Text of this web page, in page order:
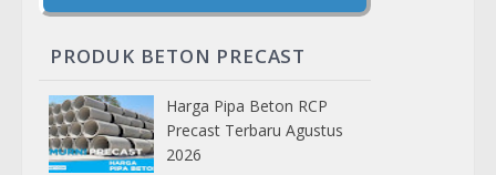
PRODUK BETON PRECAST
Harga Pipa Beton RCP
Precast Terbaru Agustus
2026